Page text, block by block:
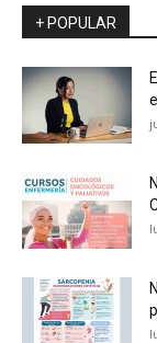
+ POPULAR